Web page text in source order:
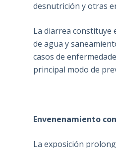
desnutrición y otras
La diarrea constituye
de agua y
casos de
principal modo de
Envenenamiento
La exposición